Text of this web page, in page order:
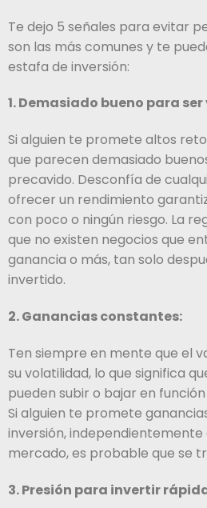
Te dejo 5 señales para evitar
son las más comunes y te
estafa de inversión:
1. Demasiado bueno para
Si alguien te promete altos
que parecen demasiado
precavido. Desconfía de
ofrecer un rendimiento
con poco o ningún riesgo. La
que no existen negocios que
ganancia o más, tan solo
invertido.
2. Ganancias constantes:
Ten siempre en mente que el
su volatilidad, lo que significa
pueden subir o bajar en
Si alguien te promete
inversión, independientemente
mercado, es probable que se
3. Presión para invertir